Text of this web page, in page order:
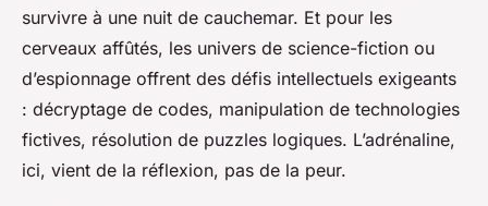
survivre à une nuit de cauchemar. Et pour les
cerveaux affûtés, les univers de science-fiction ou
d’espionnage offrent des défis intellectuels exigeants
: décryptage de codes, manipulation de technologies
fictives, résolution de puzzles logiques. L’adrénaline,
ici, vient de la réflexion, pas de la peur.